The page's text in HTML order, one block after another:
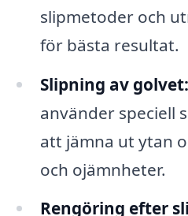
slipmetoder och
för bästa resultat.
Slipning av golvet:
använder speciell
att jämna ut ytan
och ojämnheter.
Rengöring efter